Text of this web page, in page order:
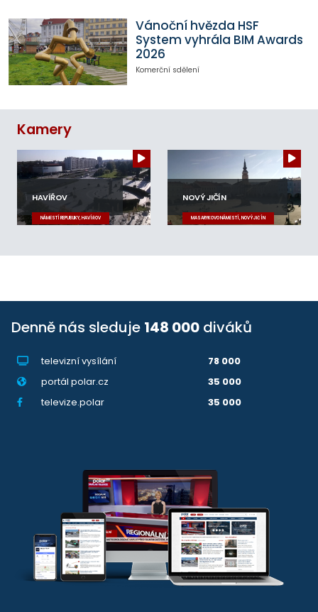
Vánoční hvězda HSF
System vyhrála BIM Awards
2026
Komerční sdělení
Kamery
HAVÍŘOV
NÁMĚSTÍ REPUBLIKY, HAVÍŘOV
NOVÝ JIČÍN
MASARYKOVO NÁMĚSTÍ, NOVÝ JIČÍN
Denně nás sleduje 148 000 diváků
televizní vysílání
78 000
portál polar.cz
35 000
televize.polar
35 000